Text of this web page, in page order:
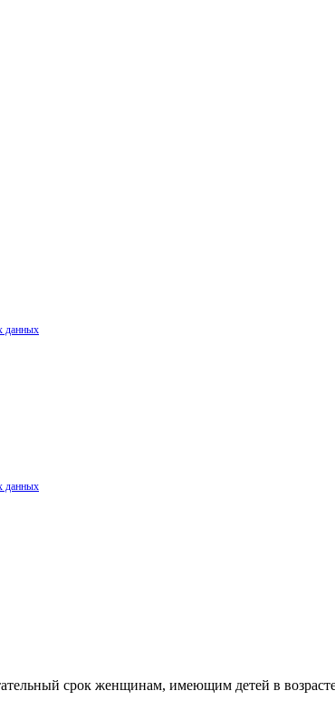
данных
данных
срок женщинам, имеющим детей в